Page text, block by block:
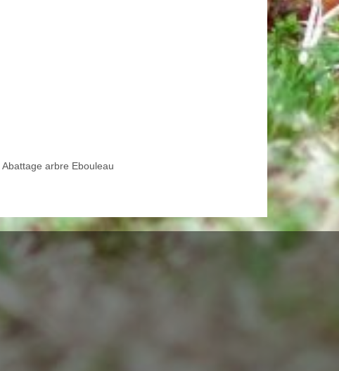
Abattage arbre Ebouleau